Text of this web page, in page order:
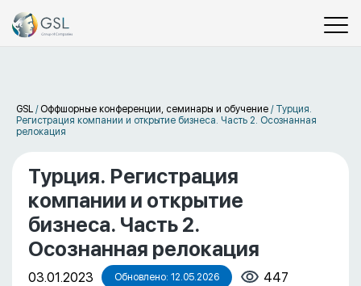
GSL / Оффшорные конференции, семинары и обучение / Турция.
Регистрация компании и открытие бизнеса. Часть 2. Осознанная
релокация
Турция. Регистрация
компании и открытие
бизнеса. Часть 2.
Осознанная релокация
03.01.2023 Обновлено: 12.05.2026 447